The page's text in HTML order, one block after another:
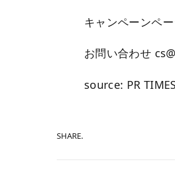
キャンペーンペ
お問い合わせ
source: PR TIMES
SHARE.